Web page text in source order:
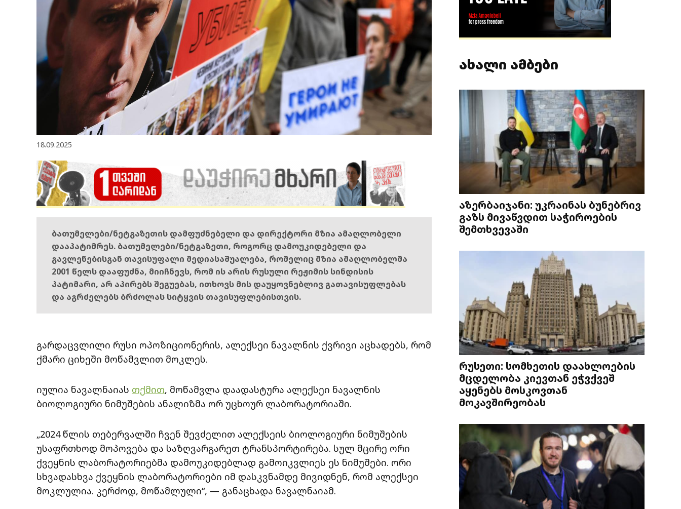
18.09.2025
ბათუმელები/ნეტგაზეთის დამფუძნებელი და დირექტორი მზია ამაღლობელი
დააპატიმრეს. ბათუმელები/ნეტგაზეთი, როგორც დამოუკიდებელი და
გავლენებისგან თავისუფალი მედიასაშუალება, რომელიც მზია ამაღლობელმა
2001 წელს დააფუძნა, მიიჩნევს, რომ ის არის რუსული რეჟიმის სინდისის
პატიმარი, არ აპირებს შეგუებას, ითხოვს მის დაუყოვნებლივ გათავისუფლებას
და აგრძელებს ბრძოლას სიტყვის თავისუფლებისთვის.
გარდაცვლილი რუსი ოპოზიციონერის, ალექსეი ნავალნის ქვრივი აცხადებს, რომ
ქმარი ციხეში მოწამვლით მოკლეს.
იულია ნავალნაიას თქმით, მოწამვლა დაადასტურა ალექსეი ნავალნის
ბიოლოგიური ნიმუშების ანალიზმა ორ უცხოურ ლაბორატორიაში.
„2024 წლის თებერვალში ჩვენ შევძელით ალექსეის ბიოლოგიური ნიმუშების
უსაფრთხოდ მოპოვება და საზღვარგარეთ ტრანსპორტირება. სულ მცირე ორი
ქვეყნის ლაბორატორიებმა დამოუკიდებლად გამოიკვლიეს ეს ნიმუშები. ორი
სხვადასხვა ქვეყნის ლაბორატორიები იმ დასკვნამდე მივიდნენ, რომ ალექსეი
მოკლულია. კერძოდ, მოწამლული“, — განაცხადა ნავალნაიამ.
ახალი ამბები
აზერბაიჯანი: უკრაინას ბუნებრივ
გაზს მივაწვდით საჭიროების
შემთხვევაში
რუსეთი: სომხეთის დაახლოების
მცდელობა კიევთან ეჭვქვეშ
აყენებს მოსკოვთან
მოკავშირეობას